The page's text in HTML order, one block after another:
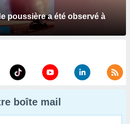
poussière a été observé à
boîte mail